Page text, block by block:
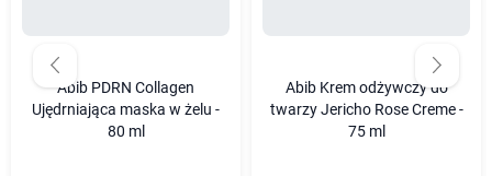
Abib PDRN Collagen
Ujędrniająca maska w żelu -
80 ml
Abib Krem odżywczy do
twarzy Jericho Rose Creme -
75 ml